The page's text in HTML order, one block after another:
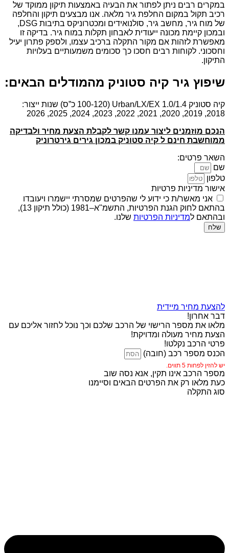
במקרים רבים ניתן לפתור את הבעיה באמצעות תיקון ממוקד של
רכיב תקול במקום החלפת גיר מלאה. אנו מבצעים תיקון והחלפה
של מוח גיר, מחשב גיר, סולנואידים ומכטרוניקס בתיבות DSG,
ובמכון קיימת מכונה ייעודית לאבחון תקלות במוח גיר. בדיקה זו
מאפשרת לזהות אם מקור התקלה ברכיב עצמו, ולספק פתרון יעיל
וחסכוני. לקוחות רבים חסכו כך סכומים משמעותיים בעלויות
התיקון.
שיפוץ גיר קיה סטוניק מהמודלים הבאים:
קיה סטוניק Urban/LX/EX 1.0/1.4 (100-120 כ”ס) שנות ייצור:
2018, 2019, 2020, 2021, 2022, 2023, 2024, 2025, 2026
הנכם מוזמנים ליצור עמנו קשר לקבלת הצעת מחיר ולבדיקה
ממוחשבת חינם ל קיה סטוניק במכון גירים גירטרוניק
השאר פרטים:
שם
טלפון
אישור מדיניות פרטיות
אני מאשר/ת כי ידוע לי שהפרטים שמסרתי יישמרו ויעובדו
בהתאם לחוק הגנת הפרטיות, התשמ"א–1981 (כולל תיקון 13),
ובהתאם למדיניות הפרטיות שלנו.
שלח
להצעת מחיר מיידית
דבר אחרון!
מלאו את מספר הרישוי של הרכב שלכם וכך נוכל לחזור אליכם עם
הצעת מחיר מעולה ומדויקת!
פרטי הרכב נקלטו!
הכנס מספר רכב (חובה)
יש להזין לפחות 5 תווים.
מספר הרכב אינו תקין, אנא נסה שוב
כעת מלאו רק את הפרטים הבאים וסיימנו
סוג התקלה